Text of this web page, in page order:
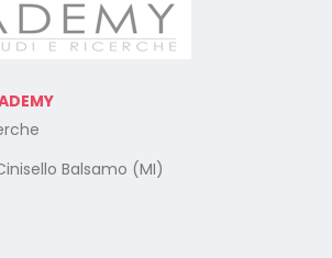
Balsamo (MI)